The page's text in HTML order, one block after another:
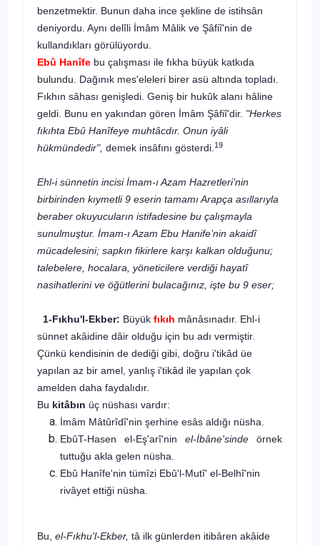
benzetmektir. Bunun daha ince şekline de istihsân
deniyordu. Aynı delîli İmâm Mâlik ve Şâfiî'nin de
kullandıkları görülüyor­du.
Ebû Hanîfe bu çalışması ile fıkha büyük katkıda
bulundu. Dağınık mes'eleleri birer asü altında topladı.
Fıkhın sâhası genişledi. Geniş bir hukûk alanı hâline
geldi. Bunu en yakından gören İmâm Şâfiî'dir. "Herkes
fıkıhta Ebû Hanîfeye muhtâcdır. Onun iyâli
hükmündedir", demek insâfını gösterdi. 19
Ehl-i sünnetin incisi İmam-ı Azam Hazretleri’nin
birbirinden kıymetli 9 eserin tamamı Arapça asıllarıyla
beraber okuyucuların istifadesine bu çalışmayla
sunulmuştur. İmam-ı Azam Ebu Hanife’nin akaidî
mücadelesini; sapkın fikirlere karşı kalkan olduğunu;
talebelere, hocalara, yöneticilere verdiği hayatî
nasihatlerini ve öğütlerini bulacağınız, işte bu 9 eser;
1-Fıkhu'l-Ekber: Büyük fıkıh mânâsınadır. Ehl-i
sünnet akâidine dâir olduğu için bu adı vermiştir.
Çünkü kendisinin de dediği gibi, doğru i'tikâd üe
yapılan az bir amel, yanlış i'tikâd ile yapılan çok
amelden daha faydalı­dır.
Bu kitâbın üç nüshası vardır:
İmâm Mâtûrîdî'nin şerhine esâs aldığı nüsha.
EbûT-Hasen el-Eş'arî'nin el-İbâne'sinde örnek
tuttuğu akla gelen nüsha.
Ebû Hanîfe'nin tümîzi Ebû'l-Mutî' el-Belhî'nin
rivâyet ettiği nüsha.
Bu, el-Fıkhu'l-Ekber, tâ ilk günlerden itibâren akâide